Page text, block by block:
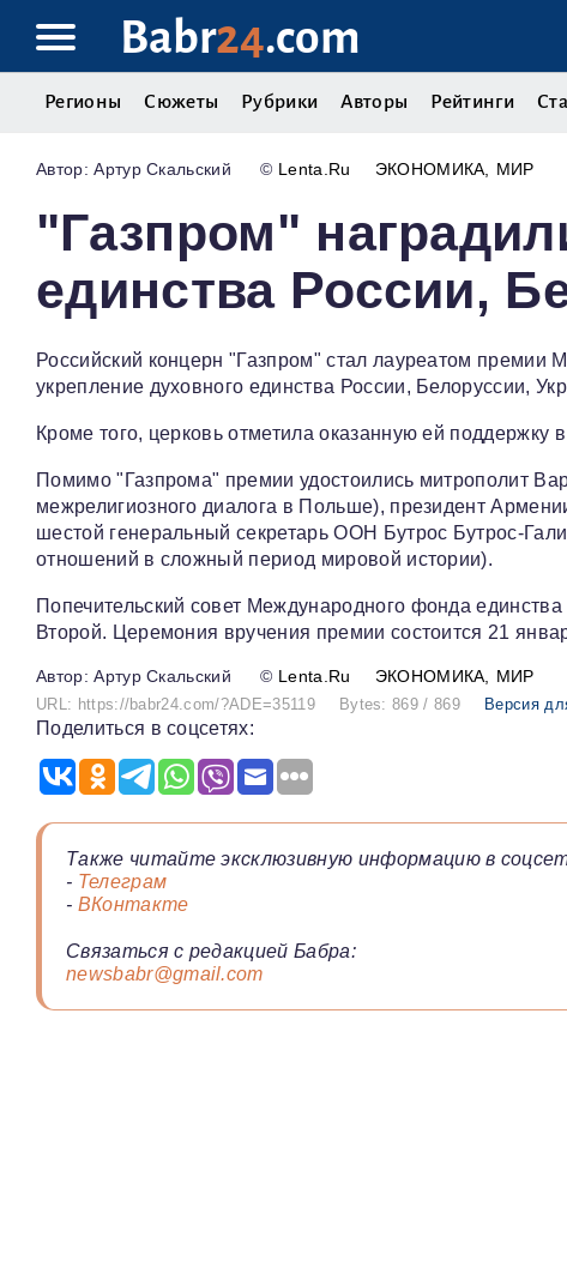
Babr24.com
Регионы Сюжеты Рубрики Авторы Рейтинги
Артур Скальский © Lenta.Ru ЭКОНОМИКА МИР
"Газпром"
единства России,
Российский концерн "Газпром" стал лауреатом
укрепление духовного единства России, Белоруссии,
Кроме того, церковь отметила оказанную ей
Помимо "Газпрома" премии удостоились митрополит
межрелигиозного диалога в Польше), президент
шестой генеральный секретарь ООН Бутрос Бутрос-
отношений в сложный период мировой истории).
Попечительский совет Международного фонда
Второй. Церемония вручения премии состоится 21
Артур Скальский © Lenta.Ru ЭКОНОМИКА МИР
URL: https://babr24.com/?ADE=35119 Bytes: 869 / 869 Версия
Поделиться в соцсетях:
Также читайте эксклюзивную информацию в
- Телеграм
- ВКонтакте
Связаться с редакцией Бабра:
newsbabr@gmail.com